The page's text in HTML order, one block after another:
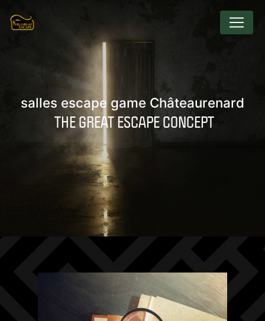
salles escape game Châteaurenard
THE GREAT ESCAPE CONCEPT